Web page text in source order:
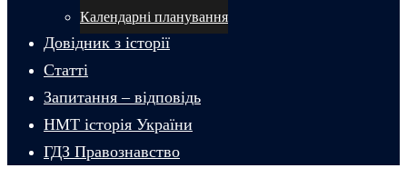
Календарні планування
Довідник з історії
Статті
Запитання – відповідь
НМТ історія України
ГДЗ Правознавство